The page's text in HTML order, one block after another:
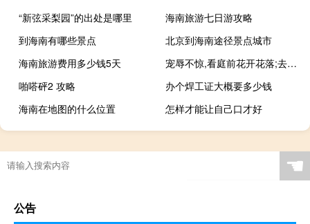
“新弦采梨园”的出处是哪里
海南旅游七日游攻略
到海南有哪些景点
北京到海南途径景点城市
海南旅游费用多少钱5天
宠辱不惊,看庭前花开花落;去留无意,望天上云卷云舒
啪嗒砰2 攻略
办个焊工证大概要多少钱
海南在地图的什么位置
怎样才能让自己口才好
☚
公告